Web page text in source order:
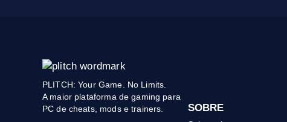
PLITCH: Your Game. No Limits.
A maior plataforma de gaming para
PC de cheats, mods e trainers.
SOBRE